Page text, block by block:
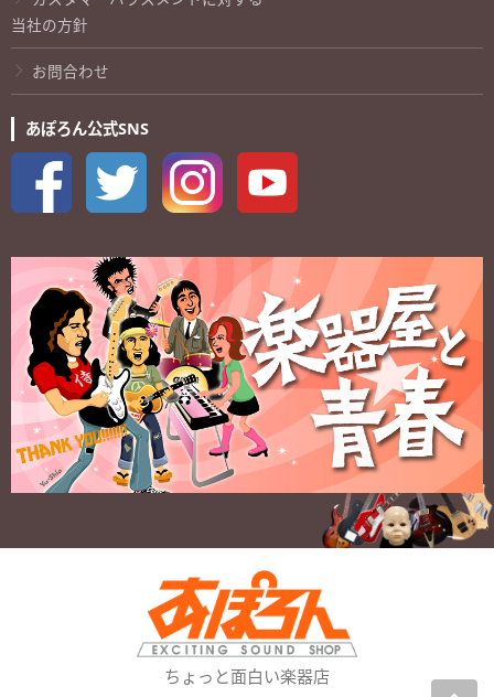
当社の方針
お問合わせ
あぽろん公式SNS
ちょっと面白い楽器店